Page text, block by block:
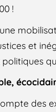
!
et
des